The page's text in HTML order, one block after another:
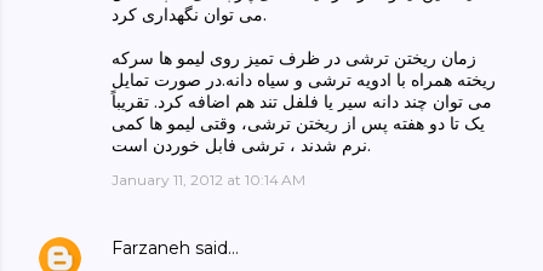
می توان نگهداری کرد.
زمان ریختن ترشی در ظرف تمیز روی لیمو ها سرکه
ریخته همراه با ادویه ترشی و سیاه دانه.در صورت تمایل
می توان چند دانه سیر یا فلفل تند هم اضافه کرد. تقریباً
یک تا دو هفته پس از ریختن ترشی، وقتی لیمو ها کمی
نرم شدند ، ترشی فابل خوردن است.
January 11, 2012 at 10:14 AM
Farzaneh said…